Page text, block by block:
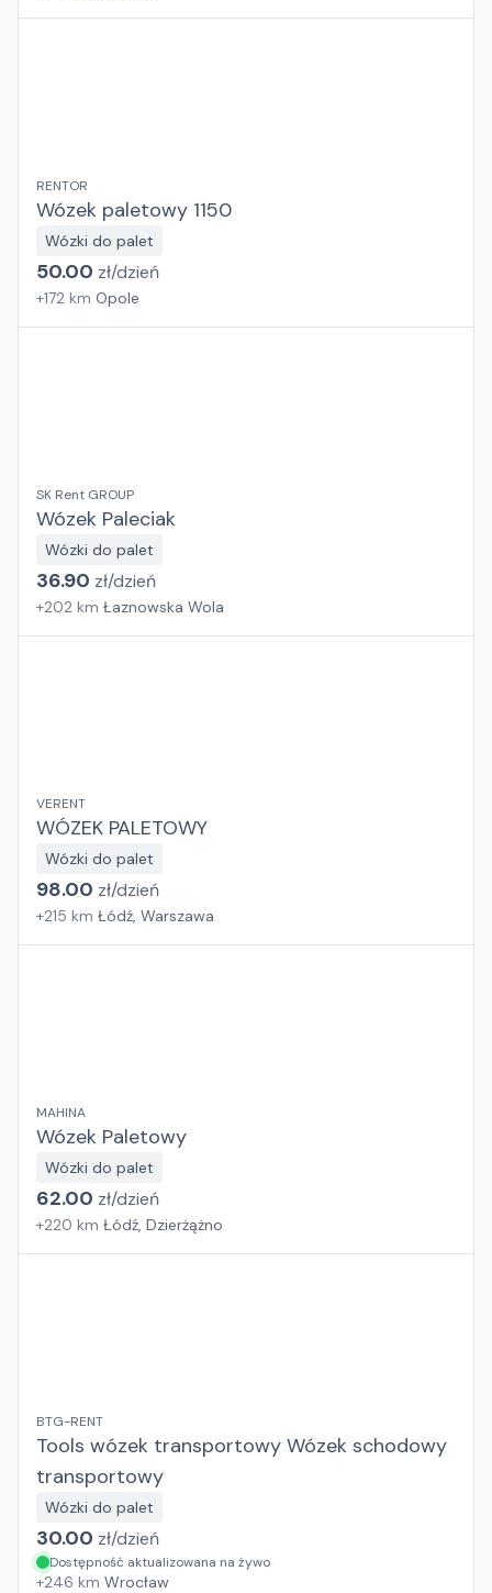
RENTOR
Wózek paletowy 1150
Wózki do palet
50.00 zł/dzień
+172 km Opole
SK Rent GROUP
Wózek Paleciak
Wózki do palet
36.90 zł/dzień
+202 km Łaznowska Wola
VERENT
WÓZEK PALETOWY
Wózki do palet
98.00 zł/dzień
+215 km Łódź, Warszawa
MAHINA
Wózek Paletowy
Wózki do palet
62.00 zł/dzień
+220 km Łódź, Dzierżążno
BTG-RENT
Tools wózek transportowy Wózek schodowy
transportowy
Wózki do palet
30.00 zł/dzień
Dostępność aktualizowana na żywo
+246 km Wrocław